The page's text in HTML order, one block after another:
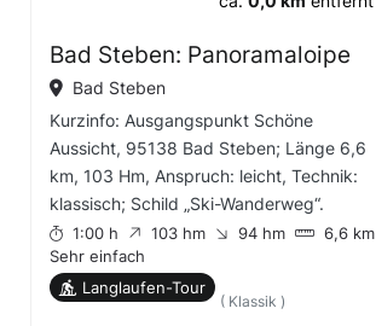
Bad Steben: Panoramaloipe
Bad Steben
Kurzinfo: Ausgangspunkt Schöne
Aussicht, 95138 Bad Steben; Länge 6,6
km, 103 Hm, Anspruch: leicht, Technik:
klassisch; Schild „Ski-Wanderweg“.
1:00 h 103 hm 94 hm
6,6 km
Sehr einfach
Langlaufen-Tour
( Klassik )